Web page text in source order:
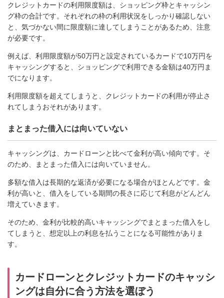
クレジットカードの利用限度額は、ショッピング枠とキャッシン
グ枠の合計です。それぞれの枠の利用状況をしっかり確認しない
と、気づかない間に限度額に達してしまうことがあるため、注意
が必要です。
例えば、利用限度額が50万円と設定されているカードで10万円を
キャッシングすると、ショッピングで利用できる金額は40万円ま
でになります。
利用限度額を超えてしまうと、クレジットカードの利用が停止さ
れてしまうおそれがあります。
まとまった借入には向いていない
キャッシングは、カードローンと比べて金利が高い傾向です。そ
のため、まとまった借入には向いていません。
多額な借入は長期的な返済が必要になる場合がほとんどです。金
利が高いと、借入をしている期間の長さに応じて利息がどんどん
増えていきます。
そのため、金利が比較的高いキャッシングでまとまった借入をし
てしまうと、想定以上の利息を払うことになる可能性がありま
す。
カードローンとクレジットカードのキャッシ
ングは自分に合う方法を選ぼう